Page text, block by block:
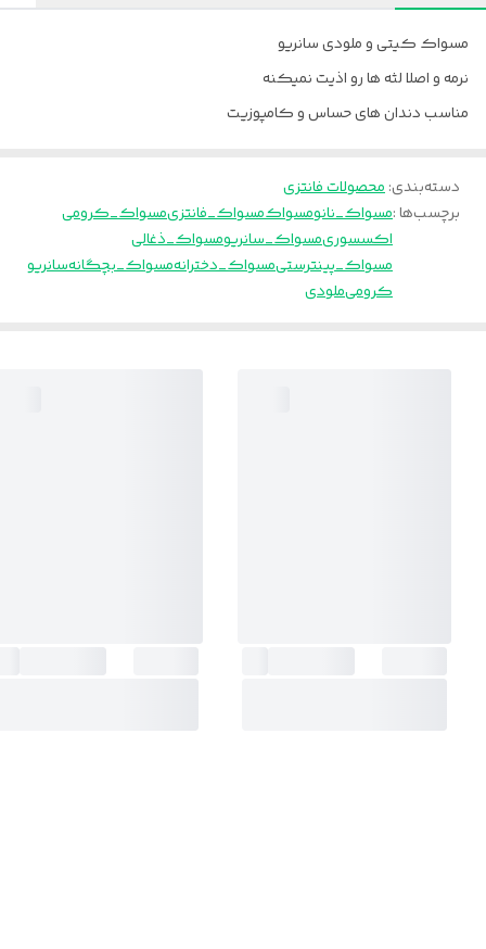
مسواك كيتى و ملودى سانريو
نرمه و اصلا لثه ها رو اذيت نميكنه
مناسب دندان هاى حساس و كامپوزيت
دسته‌بندی:محصولات فانتزی
برچسب‌ها :مسواک_نانومسواکمسواک_فانتزیمسواک_کرومی
اکسسوریمسواک_سانریومسواک_ذغالی
مسواک_پینترستیمسواک_دخترانهمسواک_بچگانهسانریو
کرومیملودی